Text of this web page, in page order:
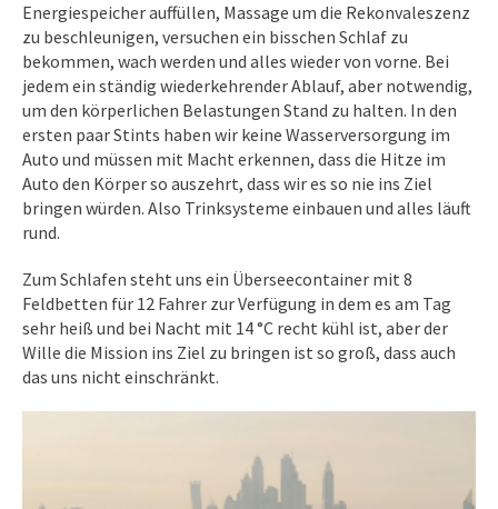
Energiespeicher auffüllen, Massage um die Rekonvaleszenz
zu beschleunigen, versuchen ein bisschen Schlaf zu
bekommen, wach werden und alles wieder von vorne. Bei
jedem ein ständig wiederkehrender Ablauf, aber notwendig,
um den körperlichen Belastungen Stand zu halten. In den
ersten paar Stints haben wir keine Wasserversorgung im
Auto und müssen mit Macht erkennen, dass die Hitze im
Auto den Körper so auszehrt, dass wir es so nie ins Ziel
bringen würden. Also Trinksysteme einbauen und alles läuft
rund.
Zum Schlafen steht uns ein Überseecontainer mit 8
Feldbetten für 12 Fahrer zur Verfügung in dem es am Tag
sehr heiß und bei Nacht mit 14 °C recht kühl ist, aber der
Wille die Mission ins Ziel zu bringen ist so groß, dass auch
das uns nicht einschränkt.